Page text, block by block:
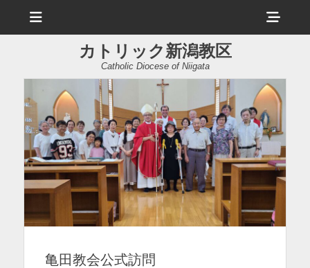
ュ
ヘ
ッ
ー
サ
イ
ド
バ
カトリック新潟教区
Catholic Diocese of Niigata
亀田教会公式訪問